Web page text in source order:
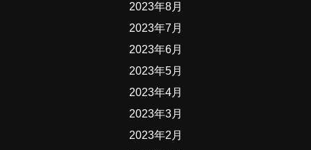
2023年8月
2023年7月
2023年6月
2023年5月
2023年4月
2023年3月
2023年2月